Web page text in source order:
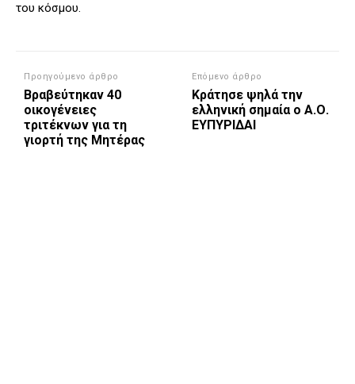
του κόσμου.
Προηγούμενο άρθρο
Βραβεύτηκαν 40
οικογένειες
τριτέκνων για τη
γιορτή της Μητέρας
Επόμενο άρθρο
Κράτησε ψηλά την
ελληνική σημαία ο Α.Ο.
ΕΥΠΥΡΙΔΑΙ